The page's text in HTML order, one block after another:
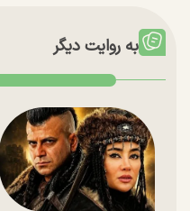
به روایت دیگر